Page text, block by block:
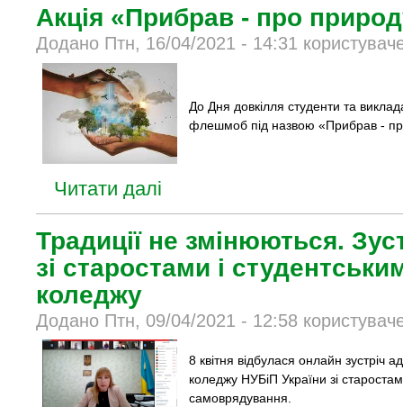
Акція «Прибрав - про
Додано Птн, 16/04/2021 - 14:31
До Дня довкілля студенти та
флешмоб під назвою «Прибрав -
Читати далі
Традиції не змінюються.
зі старостами і
коледжу
Додано Птн, 09/04/2021 - 12:58
8 квітня відбулася онлайн зустріч
коледжу НУБіП України зі
самоврядування.